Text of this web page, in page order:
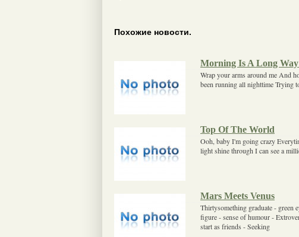
Похожие новости.
Morning Is A Long
Wrap your arms around me And
been running all nighttime Trying
Top Of The World
Ooh, baby I'm going crazy
light shine through I can see a
Mars Meets Venus
Thirtysomething graduate - green
figure - sense of humour -
start as friends - Seeking